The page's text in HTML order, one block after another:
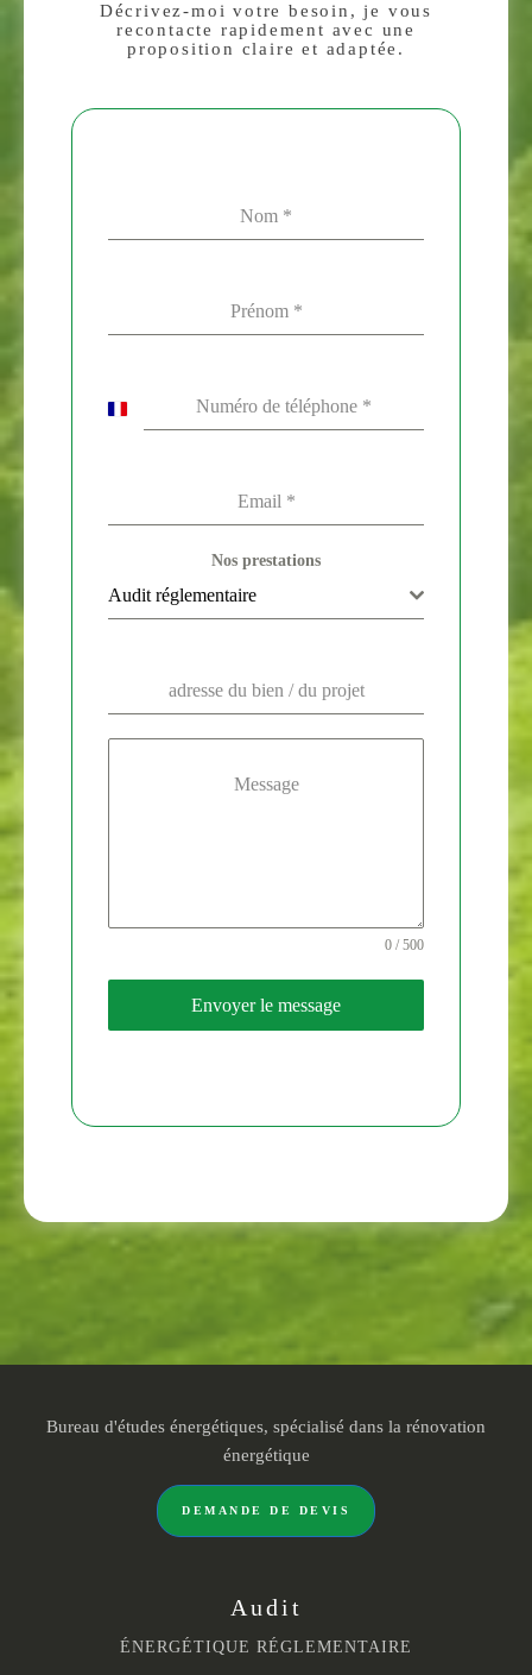
Décrivez-moi votre besoin, je vous
recontacte rapidement avec une
proposition claire et adaptée.
Nom *
Prénom *
Numéro de téléphone *
France
Email *
Nos prestations
Audit réglementaire
adresse du bien / du projet
Message
0 / 500
Envoyer le message
Bureau d'études énergétiques, spécialisé dans la rénovation
énergétique
DEMANDE DE DEVIS
Audit
ÉNERGÉTIQUE RÉGLEMENTAIRE